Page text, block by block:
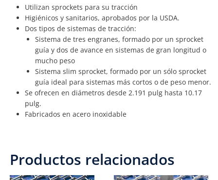
Utilizan sprockets para su tracción
Higiénicos y sanitarios, aprobados por la USDA.
Dos tipos de sistemas de tracción:
Sistema de tres engranes, formado por un sprocket
guía y dos de avance en sistemas de gran longitud o
mucho peso
Sistema slim sprocket, formado por un sólo sprocket
guía ideal para sistemas más cortos o de peso menor.
Se ofrecen en diámetros desde 2.191 pulg hasta 10.17
pulg.
Fabricados en acero inoxidable
Productos relacionados